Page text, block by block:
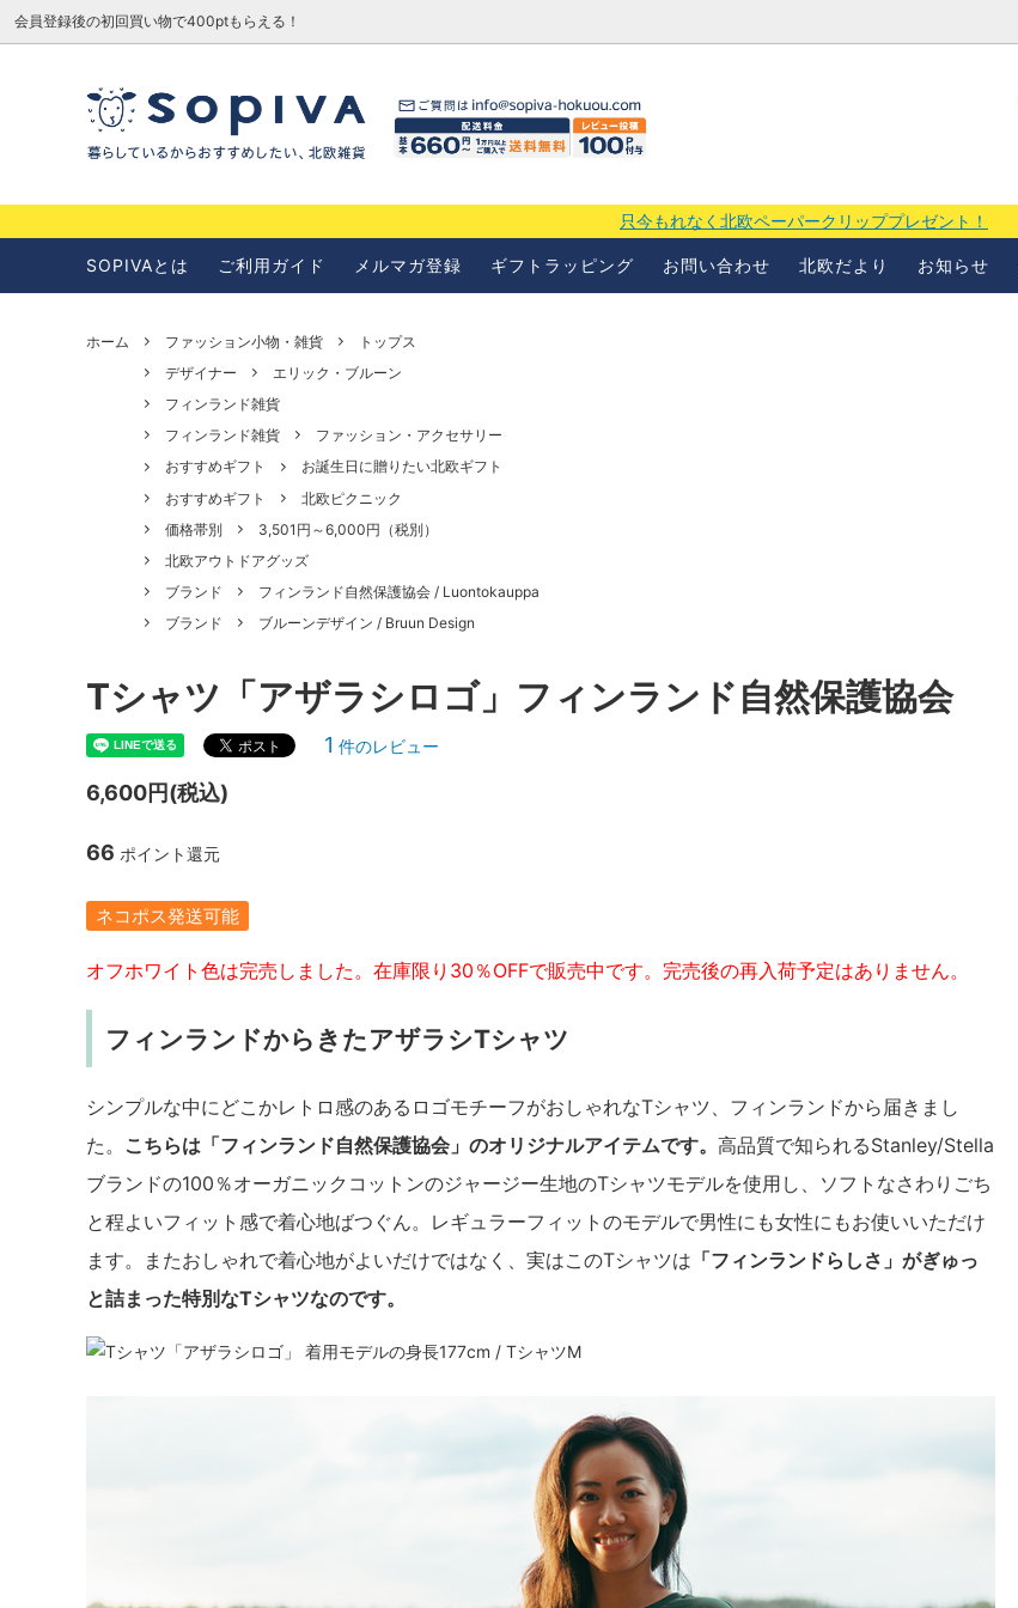
会員登録後の初回買い物で400ptもらえる！
只今もれなく北欧ペーパークリッププレゼント！
SOPIVAとは ご利用ガイド メルマガ登録 ギフトラッピング お問い合わせ 北欧だより お知らせ
ホーム ファッション小物・雑貨
トップス
デザイナー
エリック・ブルーン
フィンランド雑貨
フィンランド雑貨
ファッション・アクセサリー
おすすめギフト
お誕生日に贈りたい北欧ギフト
おすすめギフト
北欧ピクニック
価格帯別
3,501円～6,000円（税別）
北欧アウトドアグッズ
ブランド
フィンランド自然保護協会 / Luontokauppa
ブランド
ブルーンデザイン / Bruun Design
Tシャツ「アザラシロゴ」フィンランド自然保護協会
1 件のレビュー
6,600円(税込)
66 ポイント還元
ネコポス発送可能
オフホワイト色は完売しました。在庫限り30％OFFで販売中です。完売後の再入荷予定はありません。
フィンランドからきたアザラシTシャツ
シンプルな中にどこかレトロ感のあるロゴモチーフがおしゃれなTシャツ、フィンランドから届きまし
た。 こちらは「フィンランド自然保護協会」のオリジナルアイテムです。 高品質で知られるStanley/Stella
ブランドの100％オーガニックコットンのジャージー生地のTシャツモデルを使用し、ソフトなさわりごち
と程よいフィット感で着心地ばつぐん。レギュラーフィットのモデルで男性にも女性にもお使いいただけ
ます。またおしゃれで着心地がよいだけではなく、実はこのTシャツは 「フィンランドらしさ」がぎゅっ
と詰まった特別なTシャツなのです。
着用モデルの身長177cm / TシャツM